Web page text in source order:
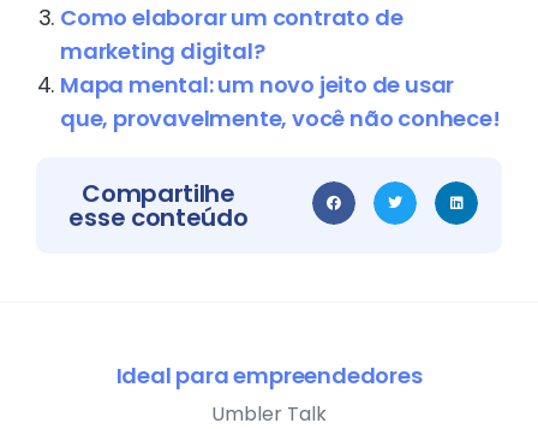
Como elaborar um contrato de
marketing digital?
Mapa mental: um novo jeito de usar
que, provavelmente, você não conhece!
Compartilhe
esse conteúdo
Ideal para empreendedores
Umbler Talk